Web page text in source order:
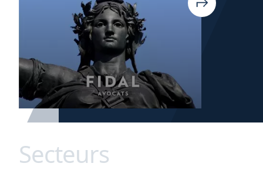
Secteurs